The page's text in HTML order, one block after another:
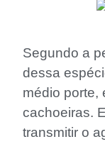
Segundo a
dessa
médio porte,
cachoeiras.
transmitir o